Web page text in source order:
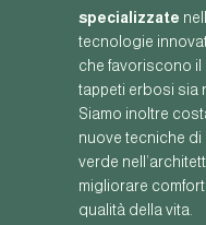
specializzate
tecnologie
che favoriscono il
tappeti erbosi sia
Siamo inoltre
nuove tecniche di
verde
migliorare
qualità della vita.